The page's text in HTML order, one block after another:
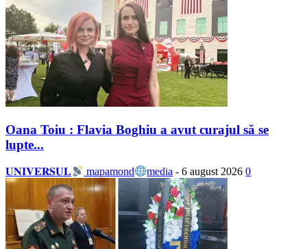
Oana Toiu : Flavia Boghiu a avut curajul să se
lupte...
𝐔𝐍𝐈𝐕𝐄𝐑𝐒𝐔𝐋 mapamond media - 6 august 2026 0